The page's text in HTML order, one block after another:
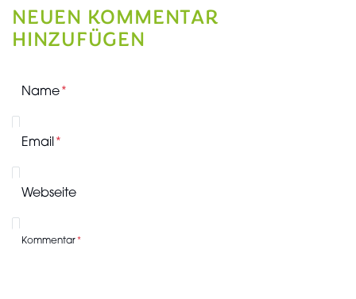
NEUEN KOMMENTAR
HINZUFÜGEN
Name
Email
Webseite
Kommentar